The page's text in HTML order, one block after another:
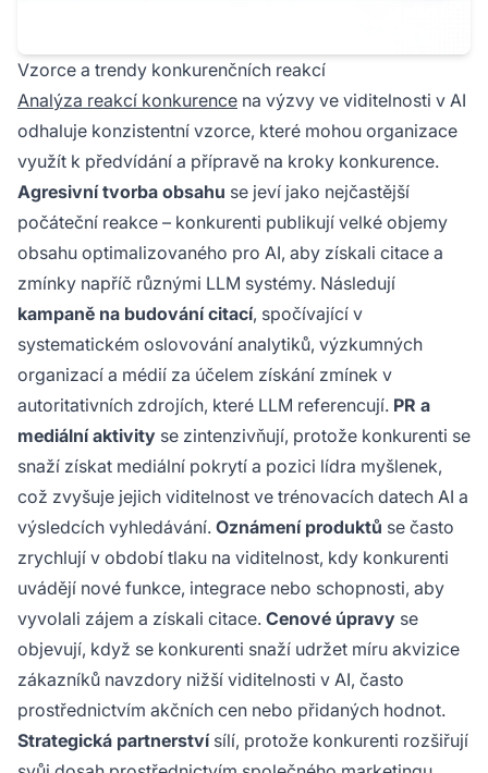
Vzorce a trendy konkurenčních reakcí
Analýza reakcí konkurence na výzvy ve viditelnosti v AI
odhaluje konzistentní vzorce, které mohou organizace
využít k předvídání a přípravě na kroky konkurence.
Agresivní tvorba obsahu se jeví jako nejčastější
počáteční reakce – konkurenti publikují velké objemy
obsahu optimalizovaného pro AI, aby získali citace a
zmínky napříč různými LLM systémy. Následují
kampaně na budování citací, spočívající v
systematickém oslovování analytiků, výzkumných
organizací a médií za účelem získání zmínek v
autoritativních zdrojích, které LLM referencují. PR a
mediální aktivity se zintenzivňují, protože konkurenti se
snaží získat mediální pokrytí a pozici lídra myšlenek,
což zvyšuje jejich viditelnost ve trénovacích datech AI a
výsledcích vyhledávání. Oznámení produktů se často
zrychlují v období tlaku na viditelnost, kdy konkurenti
uvádějí nové funkce, integrace nebo schopnosti, aby
vyvolali zájem a získali citace. Cenové úpravy se
objevují, když se konkurenti snaží udržet míru akvizice
zákazníků navzdory nižší viditelnosti v AI, často
prostřednictvím akčních cen nebo přidaných hodnot.
Strategická partnerstvísílí, protože konkurenti rozšiřují